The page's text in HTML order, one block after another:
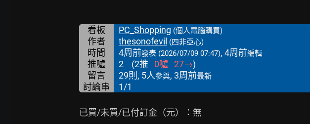
看板 PC_Shopping (個人電腦購買)
作者 thesonofevil (四非亞心)
時間 4周前發表 (2026/07/09 07:47), 4周前編輯
推噓 2 (2推 0噓 27→)
留言
29則, 5人參與, 3周前最新
討論串 1/1
已買/未買/已付訂金（元）：無